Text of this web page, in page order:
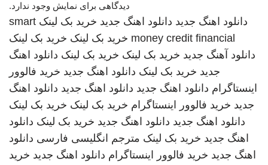
دیدگاهی برای نمایش وجود ندارد.
دانلود اهنگ جدید دانلود اهنگ جدید خرید بک لینک smart
money credit financial خرید بک لینک خرید بک لینک
دانلود آهنگ جدید خرید بک لینک خرید بک لینک دانلود اهنگ
جدید خرید بک لینک دانلود اهنگ جدید خرید فالوور
اینستاگرام دانلود اهنگ جدید دانلود اهنگ جدید دانلود اهنگ
جدید خرید فالوور اینستاگرام خرید بک لینک خرید بک لینک
دانلود اهنگ جدید دانلود اهنگ جدید خرید بک لینک دانلود
اهنگ جدید خرید بک لینک مترجم انگلیسی فارسی دانلود
اهنگ جدید خرید فالوور اینستاگرام دانلود اهنگ جدید خرید